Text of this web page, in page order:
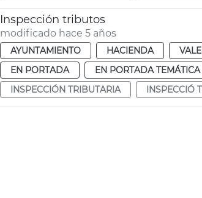
Inspección tributos
modificado hace 5 años
AYUNTAMIENTO HACIENDA
EN PORTADA
EN PORTADA TEMÁTICA
INSPECCIÓN TRIBUTARIA
INSPECCIÓ